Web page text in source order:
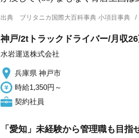
出典 ブリタニカ国際大百科事典 小項目事典
神戸/2tトラックドライバー/月収
水岩運送株式会社
兵庫県 神戸市
時給1,350円～
契約社員
「愛知」未経験から管理職も目